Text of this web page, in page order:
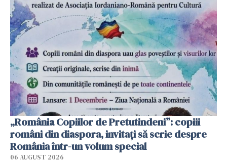
„România Copiilor de Pretutindeni”: copiii
români din diaspora, invitați să scrie despre
România într-un volum special
06 AUGUST 2026